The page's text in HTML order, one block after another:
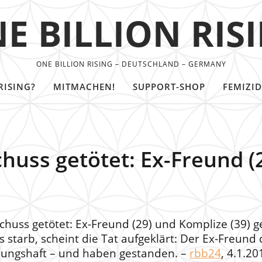
BILLION
ONE BILLION RISING – DEUTSCHLAND – GERMANY
MITMACHEN! SUPPORT-SHOP
getötet: Ex-Freund
getötet: Ex-Freund (29) und Komplize (39)
starb, scheint die Tat aufgeklärt: Der Ex-
– und haben gestanden. – rbb24,